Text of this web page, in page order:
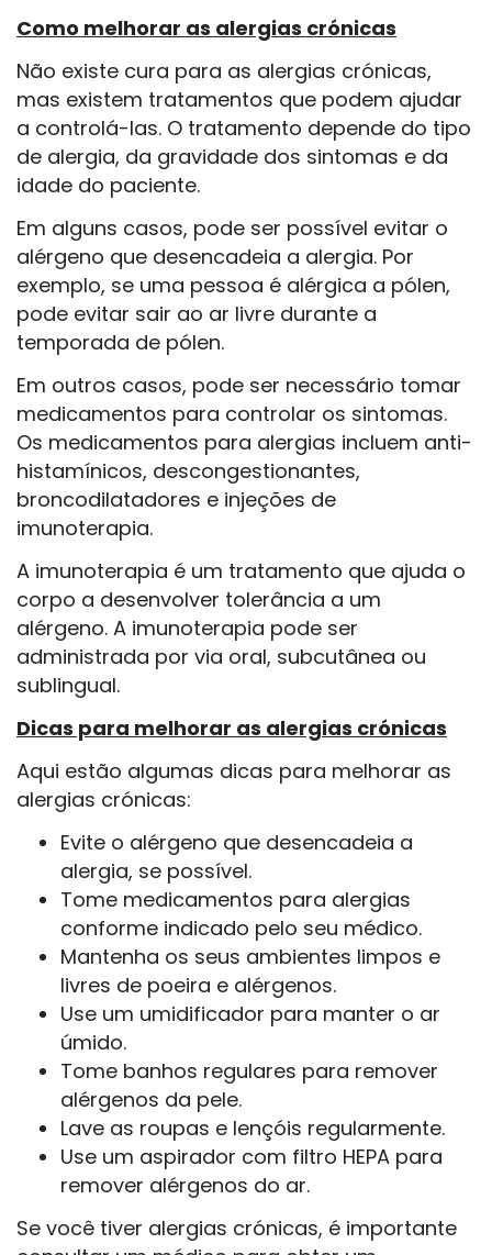
Como melhorar as alergias crónicas
Não existe cura para as alergias crónicas,
mas existem tratamentos que podem ajudar
a controlá-las. O tratamento depende do tipo
de alergia, da gravidade dos sintomas e da
idade do paciente.
Em alguns casos, pode ser possível evitar o
alérgeno que desencadeia a alergia. Por
exemplo, se uma pessoa é alérgica a pólen,
pode evitar sair ao ar livre durante a
temporada de pólen.
Em outros casos, pode ser necessário tomar
medicamentos para controlar os sintomas.
Os medicamentos para alergias incluem anti-
histamínicos, descongestionantes,
broncodilatadores e injeções de
imunoterapia.
A imunoterapia é um tratamento que ajuda o
corpo a desenvolver tolerância a um
alérgeno. A imunoterapia pode ser
administrada por via oral, subcutânea ou
sublingual.
Dicas para melhorar as alergias crónicas
Aqui estão algumas dicas para melhorar as
alergias crónicas:
Evite o alérgeno que desencadeia a
alergia, se possível.
Tome medicamentos para alergias
conforme indicado pelo seu médico.
Mantenha os seus ambientes limpos e
livres de poeira e alérgenos.
Use um umidificador para manter o ar
úmido.
Tome banhos regulares para remover
alérgenos da pele.
Lave as roupas e lençóis regularmente.
Use um aspirador com filtro HEPA para
remover alérgenos do ar.
Se você tiver alergias crónicas, é importante